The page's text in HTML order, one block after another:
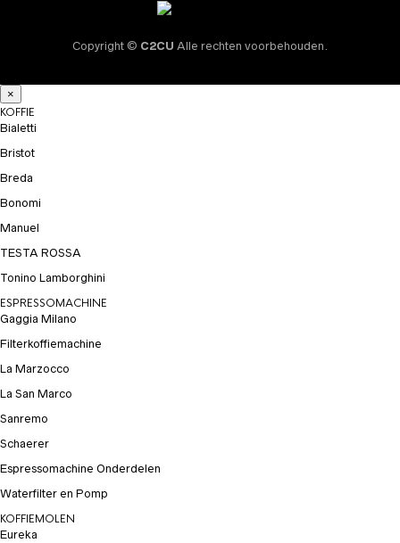
Copyright © C2CU Alle rechten voorbehouden.
×
KOFFIE
Bialetti
Bristot
Breda
Bonomi
Manuel
TESTA ROSSA
Tonino Lamborghini
ESPRESSOMACHINE
Gaggia Milano
Filterkoffiemachine
La Marzocco
La San Marco
Sanremo
Schaerer
Espressomachine Onderdelen
Waterfilter en Pomp
KOFFIEMOLEN
Eureka